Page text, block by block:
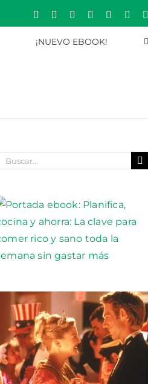
Rss
CorreoYouTubePinterestInstagram
¡NUEVO EBOOK!
Buscar: